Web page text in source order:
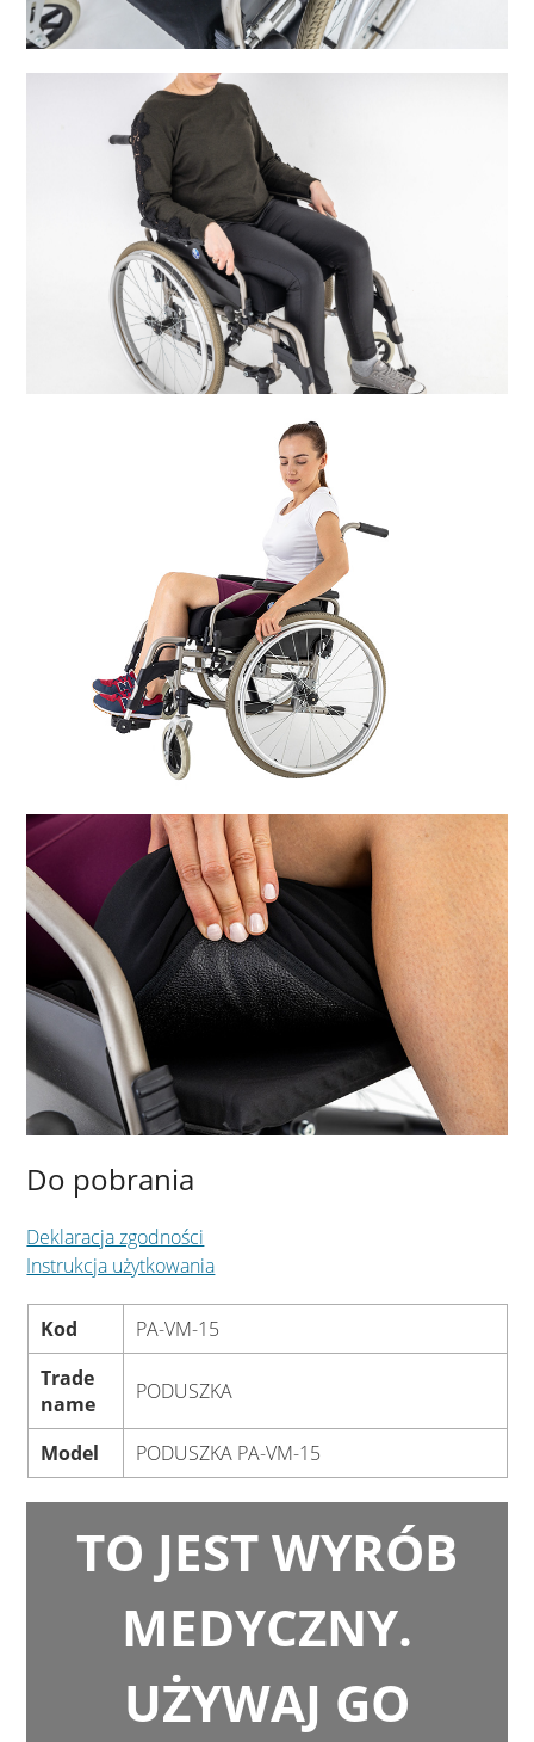
Do pobrania
Deklaracja zgodności
Instrukcja użytkowania
Kod
PA-VM-15
Trade
name
PODUSZKA
Model PODUSZKA PA-VM-15
TO JEST WYRÓB
MEDYCZNY.
UŻYWAJ GO